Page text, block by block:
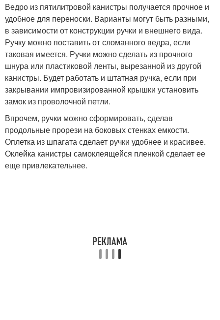
Ведро из пятилитровой канистры получается прочное и
удобное для переноски. Варианты могут быть разными,
в зависимости от конструкции ручки и внешнего вида.
Ручку можно поставить от сломанного ведра, если
таковая имеется. Ручки можно сделать из прочного
шнура или пластиковой ленты, вырезанной из другой
канистры. Будет работать и штатная ручка, если при
закрывании импровизированной крышки установить
замок из проволочной петли.
Впрочем, ручки можно сформировать, сделав
продольные прорези на боковых стенках емкости.
Оплетка из шпагата сделает ручки удобнее и красивее.
Оклейка канистры самоклеящейся пленкой сделает ее
еще привлекательнее.